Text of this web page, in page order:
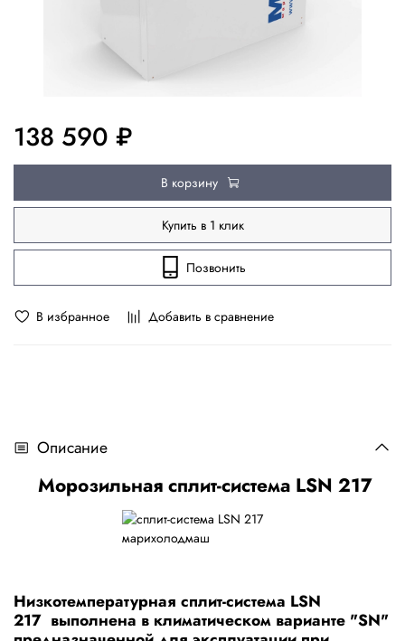
В избранное Добавить в сравнение
138 590 ₽
В корзину
Купить в 1 клик
Позвонить
Описание
Морозильная сплит-система LSN 217
Низкотемпературная сплит-система LSN
217 выполнена в климатическом варианте "SN"